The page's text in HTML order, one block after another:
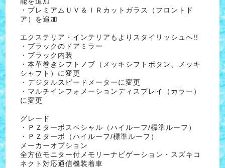
・プレミアムＵＶ＆ＩＲカットガラス（フロントド
ア）を追加
エクステリア・インテリアもよりスタイリッシュへ!!
・ブラックのドアミラー
・ブラック内装
・本革巻きシフトノブ（メッキシフトボタン、メッキ
シャフト）に変更
・デジタルスピードメーターに変更
・マルチインフォメーションディスプレイ（カラー）
に変更
グレード
・ＰＺターボスペシャル（ハイルーフ/標準ルーフ）
・ＰＺターボ（ハイルーフ/標準ルーフ）
メーカーオプション
全方位モニター付メモリーナビゲーション・スズキコ
ネクト対応通信機装着車